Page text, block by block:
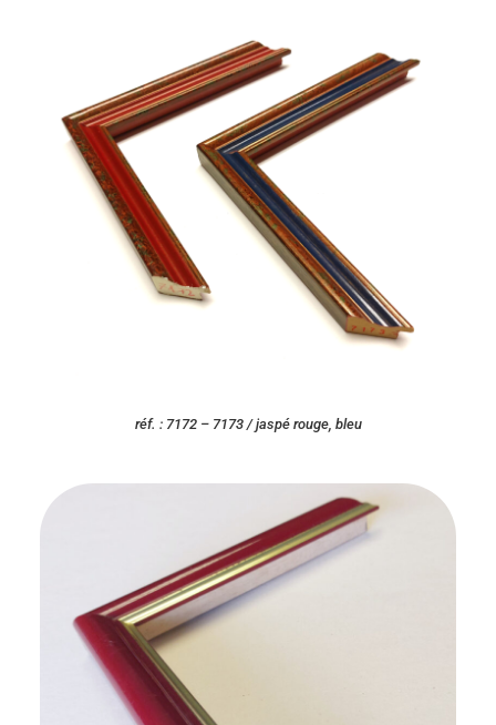
réf. : 7172 – 7173 / jaspé rouge, bleu